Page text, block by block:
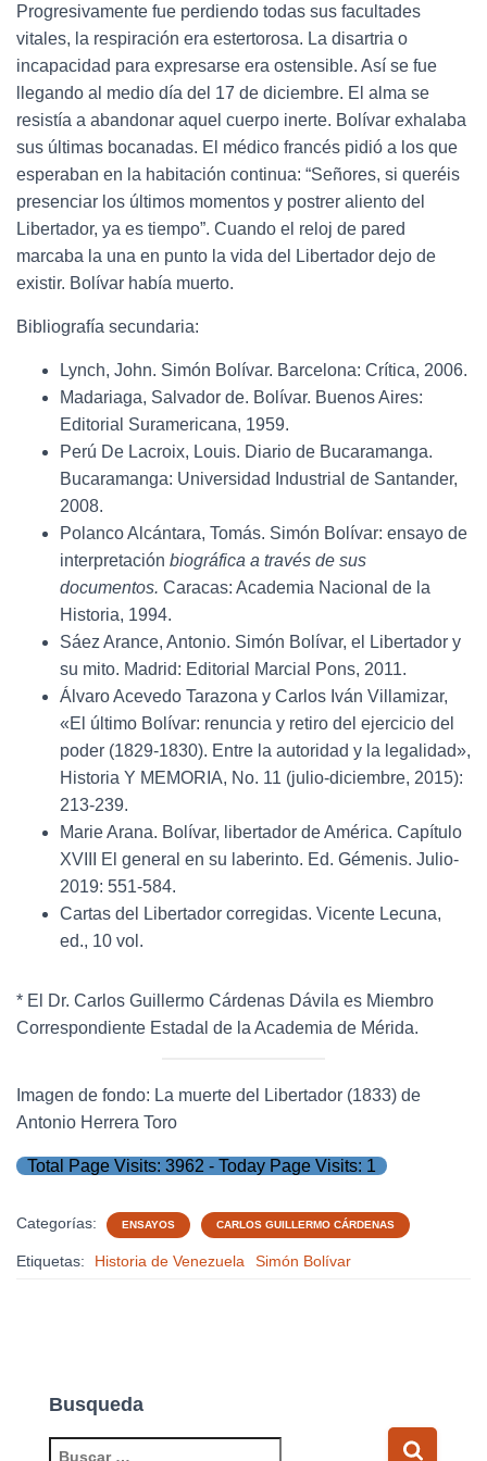
Progresivamente fue perdiendo todas sus facultades
vitales, la respiración era estertorosa. La disartria o
incapacidad para expresarse era ostensible. Así se fue
llegando al medio día del 17 de diciembre. El alma se
resistía a abandonar aquel cuerpo inerte. Bolívar exhalaba
sus últimas bocanadas. El médico francés pidió a los que
esperaban en la habitación continua: “Señores, si queréis
presenciar los últimos momentos y postrer aliento del
Libertador, ya es tiempo”. Cuando el reloj de pared
marcaba la una en punto la vida del Libertador dejo de
existir. Bolívar había muerto.
Bibliografía secundaria:
Lynch, John. Simón Bolívar. Barcelona: Crítica, 2006.
Madariaga, Salvador de. Bolívar. Buenos Aires:
Editorial Suramericana, 1959.
Perú De Lacroix, Louis. Diario de Bucaramanga.
Bucaramanga: Universidad Industrial de Santander,
2008.
Polanco Alcántara, Tomás. Simón Bolívar: ensayo de
interpretación biográfica a través de sus
documentos. Caracas: Academia Nacional de la
Historia, 1994.
Sáez Arance, Antonio. Simón Bolívar, el Libertador y
su mito. Madrid: Editorial Marcial Pons, 2011.
Álvaro Acevedo Tarazona y Carlos Iván Villamizar,
«El último Bolívar: renuncia y retiro del ejercicio del
poder (1829-1830). Entre la autoridad y la legalidad»,
Historia Y MEMORIA, No. 11 (julio-diciembre, 2015):
213-239.
Marie Arana. Bolívar, libertador de América. Capítulo
XVIII El general en su laberinto. Ed. Gémenis. Julio-
2019: 551-584.
Cartas del Libertador corregidas. Vicente Lecuna,
ed., 10 vol.
* El Dr. Carlos Guillermo Cárdenas Dávila es Miembro
Correspondiente Estadal de la Academia de Mérida.
Imagen de fondo: La muerte del Libertador (1833) de
Antonio Herrera Toro
Total Page Visits: 3962 - Today Page Visits: 1
Categorías: ENSAYOS CARLOS GUILLERMO CÁRDENAS
Etiquetas: Historia de Venezuela Simón Bolívar
Busqueda